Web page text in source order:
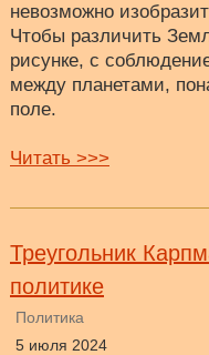
невозможно
Чтобы различить
рисунке, с
между планетами,
поле.
Читать >>>
Треугольник
политике
Политика
5 июля 2024